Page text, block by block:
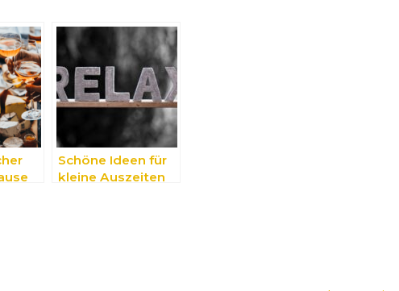
Schöne Ideen für
kleine Auszeiten